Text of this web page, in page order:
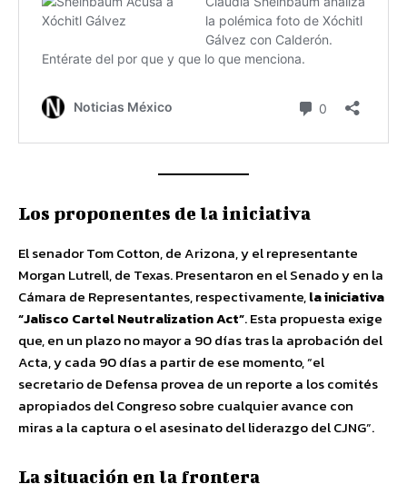
Los proponentes de la iniciativa
El senador Tom Cotton, de Arizona, y el representante
Morgan Lutrell, de Texas. Presentaron en el Senado y en la
Cámara de Representantes, respectivamente,la iniciativa
“Jalisco Cartel Neutralization Act”. Esta propuesta exige
que, en un plazo no mayor a 90 días tras la aprobación del
Acta, y cada 90 días a partir de ese momento, “el
secretario de Defensa provea de un reporte a los comités
apropiados del Congreso sobre cualquier avance con
miras a la captura o el asesinato del liderazgo del CJNG”.
La situación en la frontera